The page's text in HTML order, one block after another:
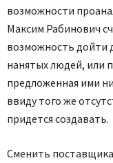
возможности
Максим Рабинович
возможность дойти
нанятых людей, или
предложенная ими
ввиду того же
придется создавать.
Сменить